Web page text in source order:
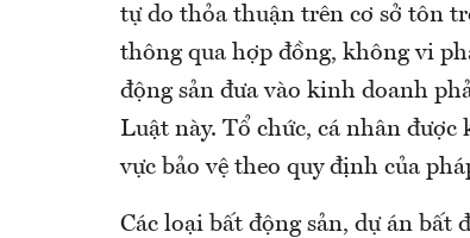
tự do thỏa thuận trên cơ sở tôn
thông qua hợp đồng, không vi
động sản đưa vào kinh doanh
Luật này. Tổ chức, cá nhân
vực bảo vệ theo quy định của
Các loại bất động sản, dự án bất